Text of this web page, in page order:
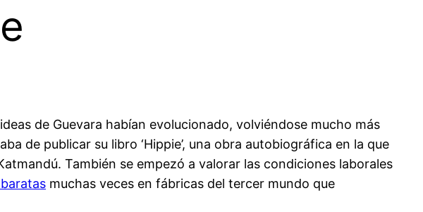
de Guevara habían evolucionado, volviéndose mucho más
de publicar su libro ‘Hippie’, una obra autobiográfica en la que
También se empezó a valorar las condiciones laborales
muchas veces en fábricas del tercer mundo que